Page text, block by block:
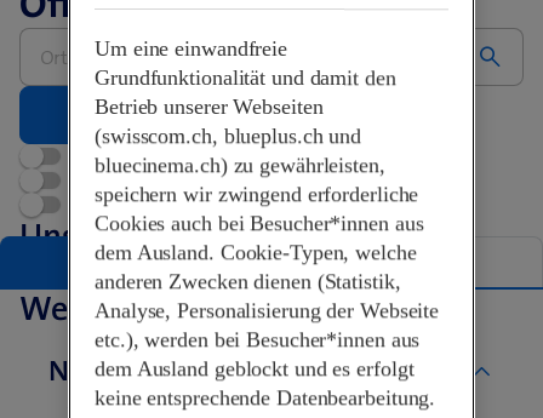
Bitte
Adresse
Jetzt geöffnet
Terminvereinbarung
Swisscom World Partner
Unsere Shops in Brig-Glis
Liste Karte
Weitere Swisscom Shops
Nach Kanton
Aargau
Um eine einwandfreie
Grundfunktionalität und damit den
Betrieb unserer Webseiten
(swisscom.ch, blueplus.ch und
bluecinema.ch) zu gewährleisten,
speichern wir zwingend erforderliche
Cookies auch bei Besucher*innen aus
dem Ausland. Cookie-Typen, welche
anderen Zwecken dienen (Statistik,
Analyse, Personalisierung der Webseite
etc.), werden bei Besucher*innen aus
dem Ausland geblockt und es erfolgt
keine entsprechende Datenbearbeitung.